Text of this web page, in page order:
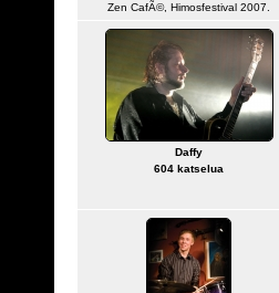
Zen CafÃ©, Himosfestival 2007.
Daffy
604 katselua